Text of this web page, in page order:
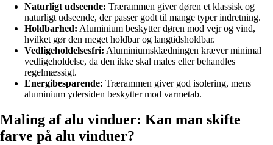
Naturligt udseende: Trærammen giver døren et klassisk og
naturligt udseende, der passer godt til mange typer indretning.
Holdbarhed: Aluminium beskytter døren mod vejr og vind,
hvilket gør den meget holdbar og langtidsholdbar.
Vedligeholdelsesfri: Aluminiumsklædningen kræver minimal
vedligeholdelse, da den ikke skal males eller behandles
regelmæssigt.
Energibesparende: Trærammen giver god isolering, mens
aluminium ydersiden beskytter mod varmetab.
Maling af alu vinduer: Kan man skifte
farve på alu vinduer?